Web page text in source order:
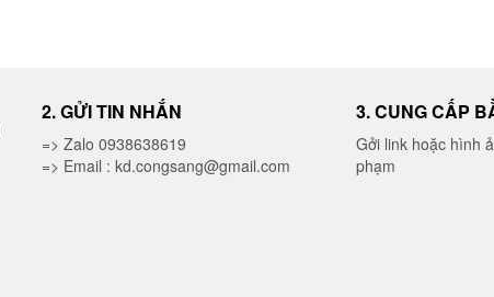
2. GỬI TIN NHẮN
=> Zalo 0938638619
=> Email : kd.congsang@gmail.com
3. CUNG CẤP
Gởi link hoặc hình
phạm